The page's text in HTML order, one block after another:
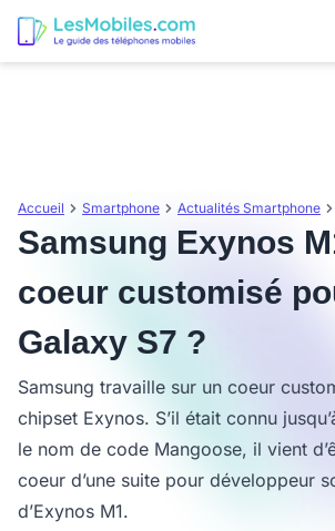
Accueil Smartphone Actualités Smartphone
Samsung Exynos
coeur customisé
Galaxy S7 ?
Samsung travaille sur un coeur
chipset Exynos. S’il était connu
le nom de code Mangoose, il vient
coeur d’une suite pour développeur
d’Exynos M1.